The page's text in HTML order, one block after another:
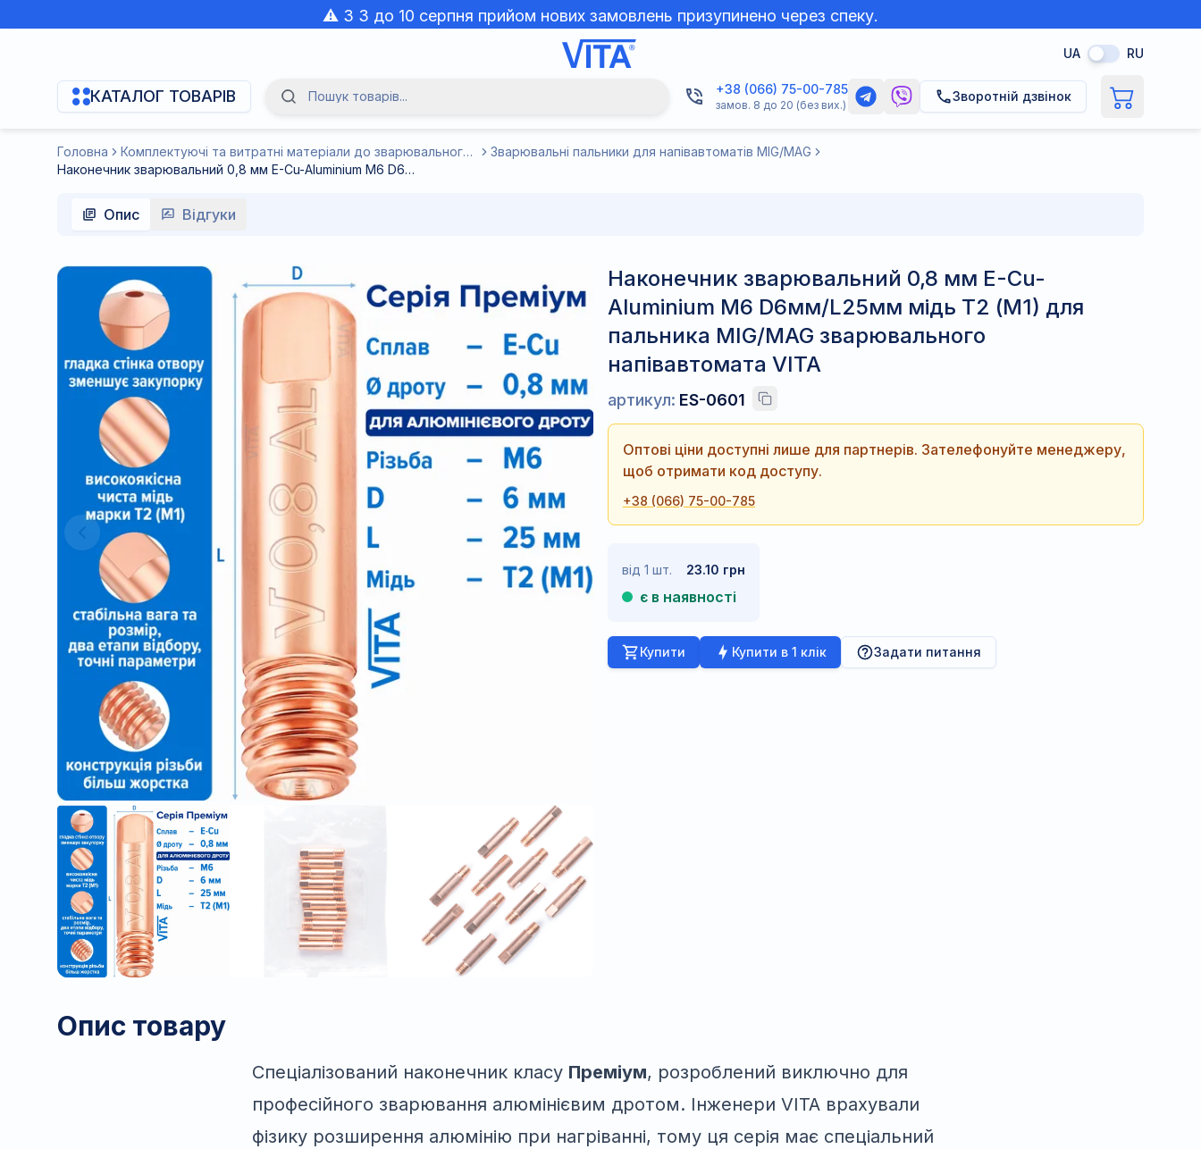
⚠️ З 3 до 10 серпня прийом нових замовлень призупинено через спеку.
UA RU
КАТАЛОГ ТОВАРІВ
Navigation Menu
Пошук товарів... +38 (066) 75-00-785
замов. 8 до 20 (без вих.)
Зворотній дзвінок
Головна Комплектуючі та витратні матеріали до зварювального обладнання
Зварювальні пальники для напівавтоматів MIG/MAG
Наконечник зварювальний 0,8 мм E-Cu-Aluminium М6 D6мм/L25мм мідь Т2 (М1) для пальника MIG/MAG зварювального напівавтомата VITA
Опис Відгуки
Наконечник зварювальний 0,8 мм E-Cu-
Aluminium М6 D6мм/L25мм мідь Т2 (М1) для
пальника MIG/MAG зварювального
напівавтомата VITA
артикул: ES-0601
Оптові ціни доступні лише для партнерів. Зателефонуйте менеджеру,
щоб отримати код доступу.
+38 (066) 75-00-785
від 1 шт. 23.10 грн
є в наявності
Купити Купити в 1 клік Задати питання
Опис товару
Спеціалізований наконечник класу Преміум, розроблений виключно для
професійного зварювання алюмінієвим дротом. Інженери VITA врахували
фізику розширення алюмінію при нагріванні, тому ця серія має спеціальний